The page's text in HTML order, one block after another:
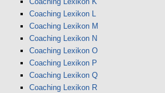
Coaching Lexikon L
Coaching Lexikon M
Coaching Lexikon N
Coaching Lexikon O
Coaching Lexikon P
Coaching Lexikon Q
Coaching Lexikon R